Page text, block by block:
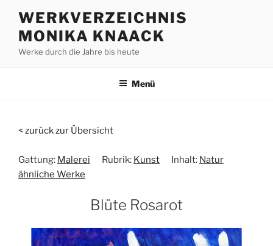
Inhalt
springen
WERKVERZEICHNIS
MONIKA KNAACK
Werke durch die Jahre bis heute
Menü
< zurück zur Übersicht
Gattung: Malerei Rubrik: Kunst Inhalt: Natur
ähnliche Werke
Blüte Rosarot